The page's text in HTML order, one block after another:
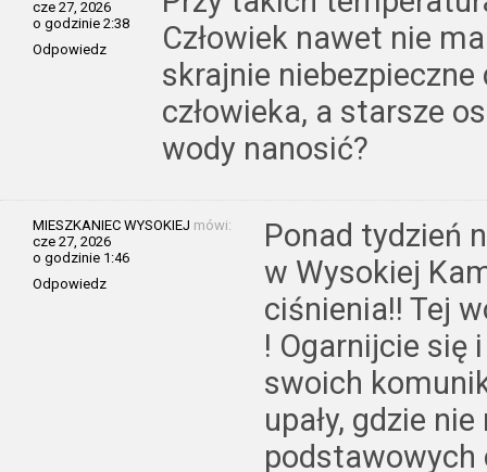
cze 27, 2026
o godzinie 2:38
Odpowiedz
Człowiek nawet nie
skrajnie
człowieka, a starsze
wody nanosić?
MIESZKANIEC WYSOKIEJ mówi:
cze 27, 2026
o godzinie 1:46
Odpowiedz
Ponad tydzień
w Wysokiej
ciśnienia!! Tej
! Ogarnijcie się
swoich
upały, gdzie
podstawowych